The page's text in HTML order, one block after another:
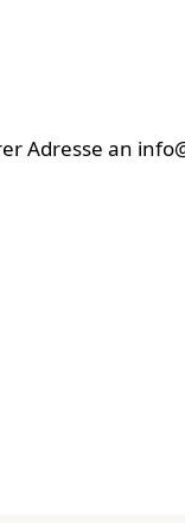
Adresse an